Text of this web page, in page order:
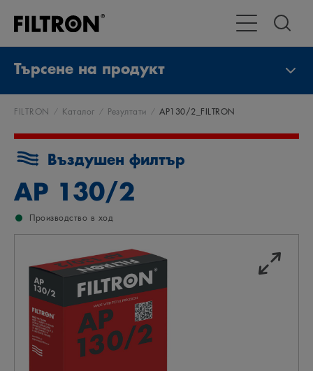
Превключване
Търсене на продукт
FILTRON Каталог Резултати AP130/2_FILTRON
Въздушен филтър
AP 130/2
Производство в ход